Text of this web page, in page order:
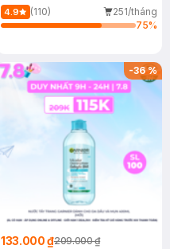
40ml
4.9 (110)
251/tháng
75%
-36%
133.000 ₫209.000 ₫